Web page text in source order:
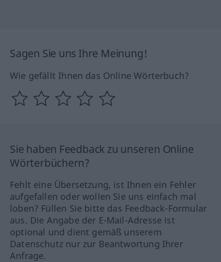
Sagen Sie uns Ihre Meinung!
Wie gefällt Ihnen das Online Wörterbuch?
Sie haben Feedback zu unseren Online
Wörterbüchern?
Fehlt eine Übersetzung, ist Ihnen ein Fehler
aufgefallen oder wollen Sie uns einfach mal
loben? Füllen Sie bitte das Feedback-Formular
aus. Die Angabe der E-Mail-Adresse ist
optional und dient gemäß unserem
Datenschutz nur zur Beantwortung Ihrer
Anfrage.